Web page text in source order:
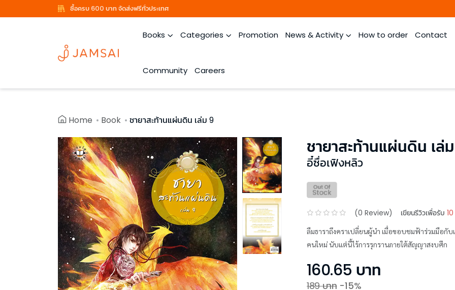
ซื้อครบ 600 บาท จัดส่งฟรีทั่วประเทศ
Books Categories Promotion News & Activity How to order Contact
Community Careers
Home Book ชายาสะท้านแผ่นดิน เล่ม 9
ชายาสะท้านแผ่นดิน เล่
อี๋ซื่อเฟิงหลิว
(0 Review) เขียนรีวิวเพื่อรับ
ลืมธาราถึงคราเปลี่ยนผู้นำ เมื่อขอบชมฟ้าร่วมมือ
คนใหม่ นับแต่นี้ไร้การรุกรานภายใต้สัญญาสงบศึก
160.65 บาท
189บาท -15%